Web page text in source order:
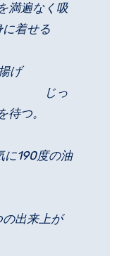
満遍なく吸
着せる
げ
っ
待つ。
に190度の油
出来上が